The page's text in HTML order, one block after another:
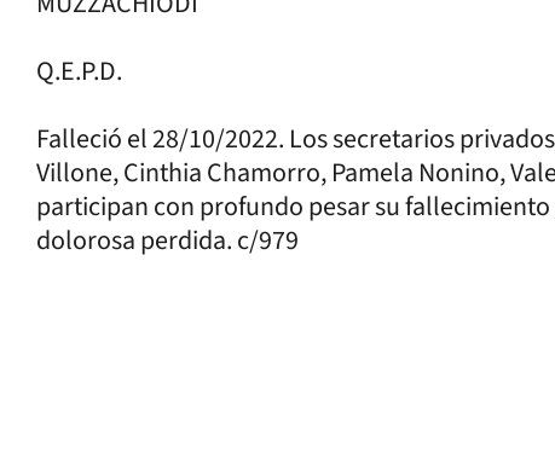
Q.E.P.D.
Falleció el 28/10/2022. Los secretarios
Villone, Cinthia Chamorro, Pamela Nonino,
participan con profundo pesar su
dolorosa perdida. c/979